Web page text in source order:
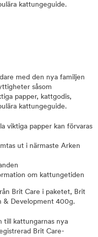
kattungeguide.
med den nya familjen
såsom
papper, kattgodis,
kattungeguide.
viktiga papper kan förvaras
ut i närmaste Arken
om kattungetiden
Brit Care i paketet, Brit
& Development 400g.
till kattungarnas nya
Brit Care-